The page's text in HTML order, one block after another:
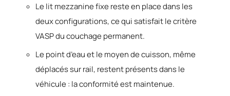
Le lit mezzanine fixe reste en place dans les
deux configurations, ce qui satisfait le critère
VASP du couchage permanent.
Le point d’eau et le moyen de cuisson, même
déplacés sur rail, restent présents dans le
véhicule : la conformité est maintenue.